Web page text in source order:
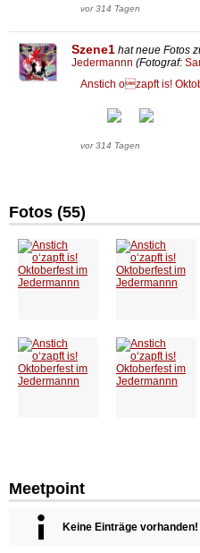
vor 314 Tagen
Szene1 hat neue Fotos
Jedermannn (Fotograf:
Anstich ozapft is!
vor 314 Tagen
Fotos (55)
Meetpoint
Keine Einträge vorhanden!